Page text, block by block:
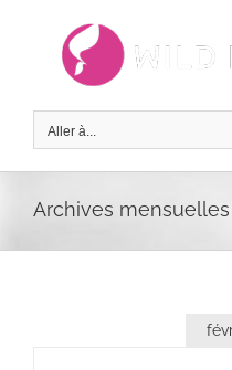
Aller à...
Archives mensuelles